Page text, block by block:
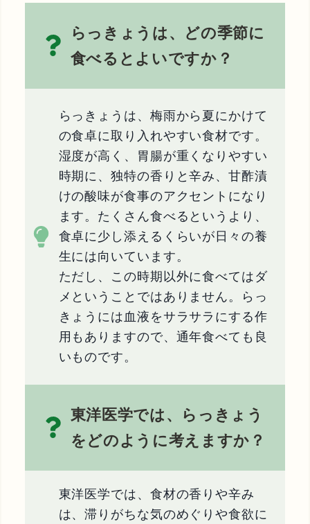
らっきょうは、どの季節に
食べるとよいですか？
らっきょうは、梅雨から夏にかけて
の食卓に取り入れやすい食材です。
湿度が高く、胃腸が重くなりやすい
時期に、独特の香りと辛み、甘酢漬
けの酸味が食事のアクセントになり
ます。たくさん食べるというより、
食卓に少し添えるくらいが日々の養
生には向いています。
ただし、この時期以外に食べてはダ
メということではありません。らっ
きょうには血液をサラサラにする作
用もありますので、通年食べても良
いものです。
東洋医学では、らっきょう
をどのように考えますか？
東洋医学では、食材の香りや辛み
は、滞りがちな気のめぐりや食欲に